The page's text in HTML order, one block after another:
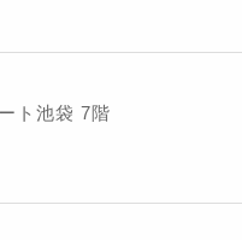
ト池袋 7階